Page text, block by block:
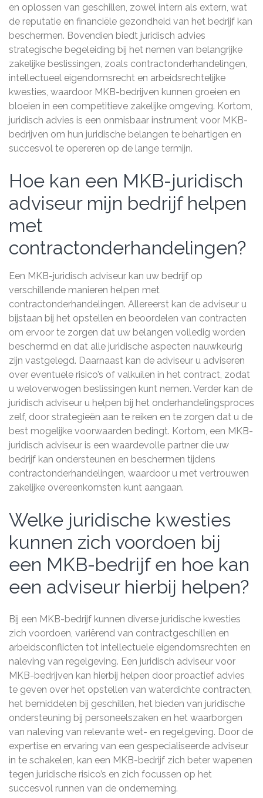
en oplossen van geschillen, zowel intern als extern, wat
de reputatie en financiële gezondheid van het bedrijf kan
beschermen. Bovendien biedt juridisch advies
strategische begeleiding bij het nemen van belangrijke
zakelijke beslissingen, zoals contractonderhandelingen,
intellectueel eigendomsrecht en arbeidsrechtelijke
kwesties, waardoor MKB-bedrijven kunnen groeien en
bloeien in een competitieve zakelijke omgeving. Kortom,
juridisch advies is een onmisbaar instrument voor MKB-
bedrijven om hun juridische belangen te behartigen en
succesvol te opereren op de lange termijn.
Hoe kan een MKB-juridisch
adviseur mijn bedrijf helpen
met
contractonderhandelingen?
Een MKB-juridisch adviseur kan uw bedrijf op
verschillende manieren helpen met
contractonderhandelingen. Allereerst kan de adviseur u
bijstaan ​​bij het opstellen en beoordelen van contracten
om ervoor te zorgen dat uw belangen volledig worden
beschermd en dat alle juridische aspecten nauwkeurig
zijn vastgelegd. Daarnaast kan de adviseur u adviseren
over eventuele risico’s of valkuilen in het contract, zodat
u weloverwogen beslissingen kunt nemen. Verder kan de
juridisch adviseur u helpen bij het onderhandelingsproces
zelf, door strategieën aan te reiken en te zorgen dat u de
best mogelijke voorwaarden bedingt. Kortom, een MKB-
juridisch adviseur is een waardevolle partner die uw
bedrijf kan ondersteunen en beschermen tijdens
contractonderhandelingen, waardoor u met vertrouwen
zakelijke overeenkomsten kunt aangaan.
Welke juridische kwesties
kunnen zich voordoen bij
een MKB-bedrijf en hoe kan
een adviseur hierbij helpen?
Bij een MKB-bedrijf kunnen diverse juridische kwesties
zich voordoen, variërend van contractgeschillen en
arbeidsconflicten tot intellectuele eigendomsrechten en
naleving van regelgeving. Een juridisch adviseur voor
MKB-bedrijven kan hierbij helpen door proactief advies
te geven over het opstellen van waterdichte contracten,
het bemiddelen bij geschillen, het bieden van juridische
ondersteuning bij personeelszaken en het waarborgen
van naleving van relevante wet- en regelgeving. Door de
expertise en ervaring van een gespecialiseerde adviseur
in te schakelen, kan een MKB-bedrijf zich beter wapenen
tegen juridische risico’s en zich focussen op het
succesvol runnen van de onderneming.